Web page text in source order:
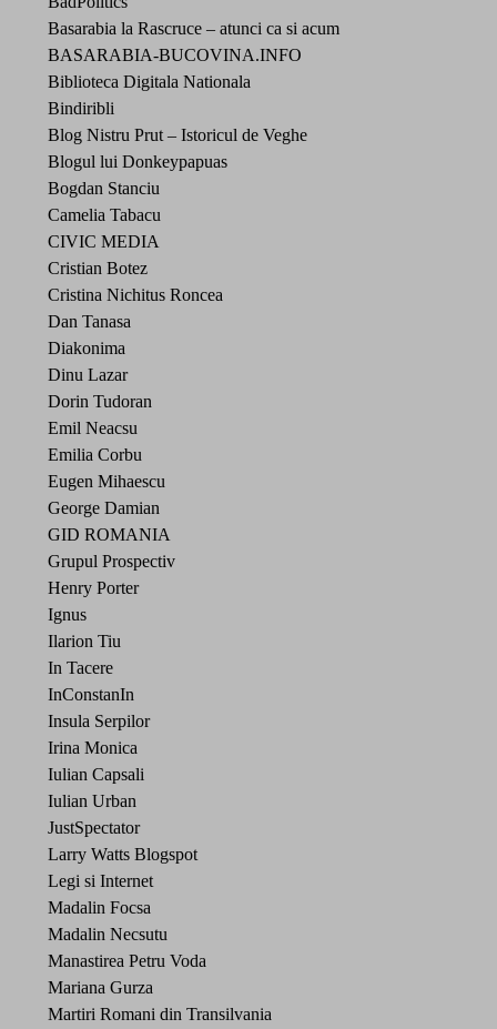
Basarabia la Rascruce – atunci ca si acum
BASARABIA-BUCOVINA.INFO
Biblioteca Digitala Nationala
Bindiribli
Blog Nistru Prut – Istoricul de Veghe
Blogul lui Donkeypapuas
Bogdan Stanciu
Camelia Tabacu
CIVIC MEDIA
Cristian Botez
Cristina Nichitus Roncea
Dan Tanasa
Diakonima
Dinu Lazar
Dorin Tudoran
Emil Neacsu
Emilia Corbu
Eugen Mihaescu
George Damian
GID ROMANIA
Grupul Prospectiv
Henry Porter
Ignus
Ilarion Tiu
In Tacere
InConstanIn
Insula Serpilor
Irina Monica
Iulian Capsali
Iulian Urban
JustSpectator
Larry Watts Blogspot
Legi si Internet
Madalin Focsa
Madalin Necsutu
Manastirea Petru Voda
Mariana Gurza
Martiri Romani din Transilvania